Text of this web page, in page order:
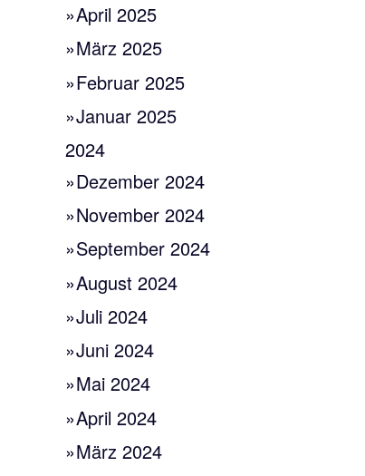
April 2025
März 2025
Februar 2025
Januar 2025
2024
Dezember 2024
November 2024
September 2024
August 2024
Juli 2024
Juni 2024
Mai 2024
April 2024
März 2024